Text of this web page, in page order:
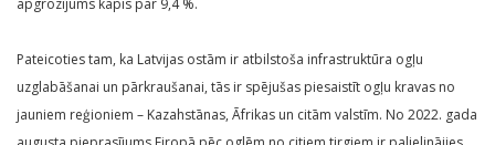
apgrozījums kāpis par 9,4 %.
Pateicoties tam, ka Latvijas ostām ir atbilstoša infrastruktūra ogļu
uzglabāšanai un pārkraušanai, tās ir spējušas piesaistīt ogļu kravas no
jauniem reģioniem – Kazahstānas, Āfrikas un citām valstīm. No 2022. gada